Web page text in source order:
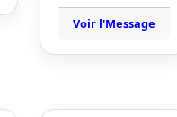
Voir l'Message